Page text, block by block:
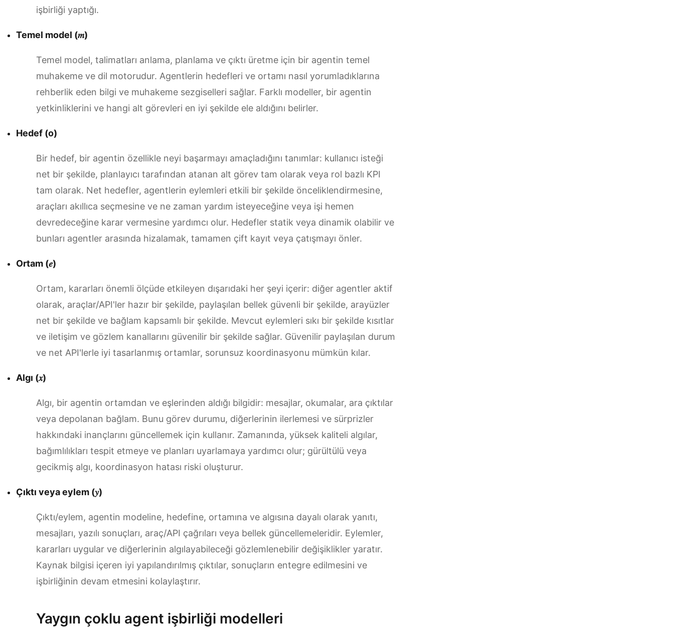
işbirliği yaptığı.
Temel model (𝑚)
Temel model, talimatları anlama, planlama ve çıktı üretme için bir agentin temel
muhakeme ve dil motorudur. Agentlerin hedefleri ve ortamı nasıl yorumladıklarına
rehberlik eden bilgi ve muhakeme sezgiselleri sağlar. Farklı modeller, bir agentin
yetkinliklerini ve hangi alt görevleri en iyi şekilde ele aldığını belirler.
Hedef (o)
Bir hedef, bir agentin özellikle neyi başarmayı amaçladığını tanımlar: kullanıcı isteği
net bir şekilde, planlayıcı tarafından atanan alt görev tam olarak veya rol bazlı KPI
tam olarak. Net hedefler, agentlerin eylemleri etkili bir şekilde önceliklendirmesine,
araçları akıllıca seçmesine ve ne zaman yardım isteyeceğine veya işi hemen
devredeceğine karar vermesine yardımcı olur. Hedefler statik veya dinamik olabilir ve
bunları agentler arasında hizalamak, tamamen çift kayıt veya çatışmayı önler.
Ortam (𝑒)
Ortam, kararları önemli ölçüde etkileyen dışarıdaki her şeyi içerir: diğer agentler aktif
olarak, araçlar/API'ler hazır bir şekilde, paylaşılan bellek güvenli bir şekilde, arayüzler
net bir şekilde ve bağlam kapsamlı bir şekilde. Mevcut eylemleri sıkı bir şekilde kısıtlar
ve iletişim ve gözlem kanallarını güvenilir bir şekilde sağlar. Güvenilir paylaşılan durum
ve net API'lerle iyi tasarlanmış ortamlar, sorunsuz koordinasyonu mümkün kılar.
Algı (𝑥)
Algı, bir agentin ortamdan ve eşlerinden aldığı bilgidir: mesajlar, okumalar, ara çıktılar
veya depolanan bağlam. Bunu görev durumu, diğerlerinin ilerlemesi ve sürprizler
hakkındaki inançlarını güncellemek için kullanır. Zamanında, yüksek kaliteli algılar,
bağımlılıkları tespit etmeye ve planları uyarlamaya yardımcı olur; gürültülü veya
gecikmiş algı, koordinasyon hatası riski oluşturur.
Çıktı veya eylem (𝑦)
Çıktı/eylem, agentin modeline, hedefine, ortamına ve algısına dayalı olarak yanıtı,
mesajları, yazılı sonuçları, araç/API çağrıları veya bellek güncellemeleridir. Eylemler,
kararları uygular ve diğerlerinin algılayabileceği gözlemlenebilir değişiklikler yaratır.
Kaynak bilgisi içeren iyi yapılandırılmış çıktılar, sonuçların entegre edilmesini ve
işbirliğinin devam etmesini kolaylaştırır.
Yaygın çoklu agent işbirliği modelleri